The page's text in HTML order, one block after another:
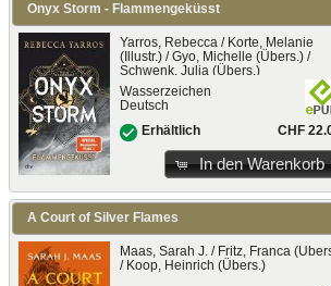
Onyx Storm - Flammengeküsst
Yarros, Rebecca / Korte, Melanie
(Illustr.) / Gyo, Michelle (Übers.) /
Schwenk, Julia (Übers.)
Wasserzeichen
Deutsch
Erhältlich
CHF
In den Warenkorb
A Court of Silver Flames
Maas, Sarah J. / Fritz, Franca
/ Koop, Heinrich (Übers.)